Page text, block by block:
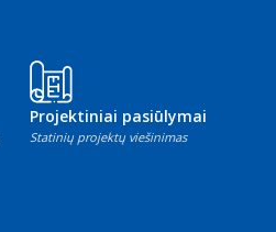
Projektiniai pasiūlymai
Statinių projektų viešinimas